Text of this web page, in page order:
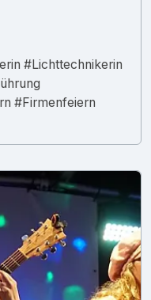
#Lichttechnikerin
#Firmenfeiern